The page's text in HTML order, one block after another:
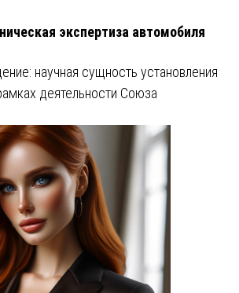
экспертиза автомобиля
научная сущность установления
деятельности Союза